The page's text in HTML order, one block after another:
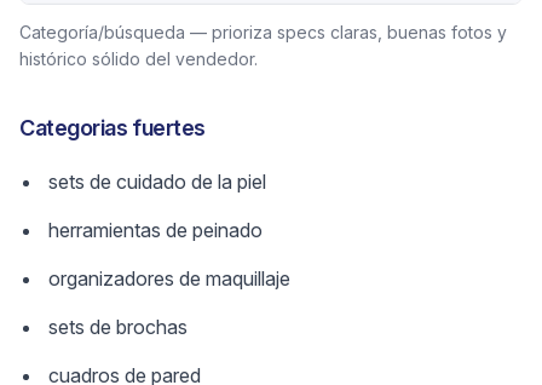
Categoría/búsqueda — prioriza specs claras, buenas fotos y
histórico sólido del vendedor.
Categorias fuertes
sets de cuidado de la piel
herramientas de peinado
organizadores de maquillaje
sets de brochas
cuadros de pared